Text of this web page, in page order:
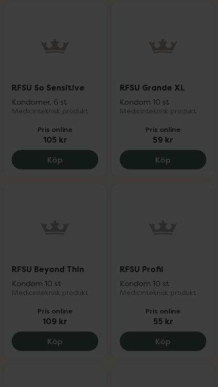
RFSU So Sensitive
Kondomer, 6 st
Medicinteknisk produkt
Pris online
105 kr
Köp RFSU So Sensitive, 105 kr.
RFSU Grande XL
Kondom 10 st
Medicinteknisk produkt
Pris online
59 kr
Köp RFSU
RFSU Beyond Thin
Kondom 10 st
Medicinteknisk produkt
Pris online
109 kr
Köp RFSU Beyond Thin, 109 kr.
RFSU Profil
Kondom 10 st
Medicinteknisk produkt
Pris online
55 kr
Köp RFSU